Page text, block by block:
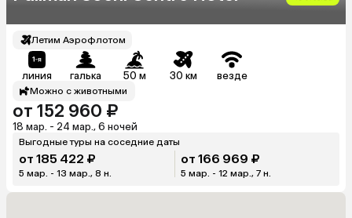
Летим Аэрофлотом
линия галька 50 м 30 км везде
Можно с животными
от 152 960 ₽
18 мар. - 24 мар., 6 ночей
Выгодные туры на соседние даты
от 185 422 ₽
5 мар. - 13 мар., 8 н.
от 166 969 ₽
5 мар. - 12 мар., 7 н.